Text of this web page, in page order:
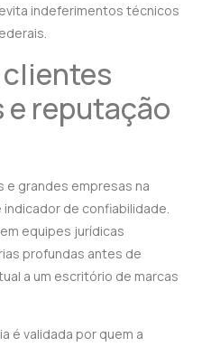
indeferimentos técnicos
clientes
reputação
e grandes empresas na
de confiabilidade.
equipes jurídicas
profundas antes de
a um escritório de marcas
é validada por quem a